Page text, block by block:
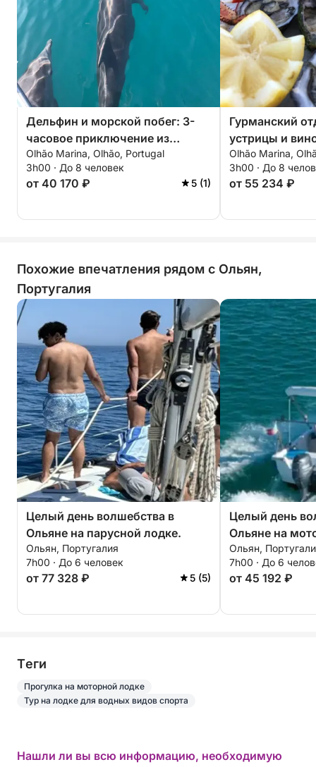
Дельфин и морской побег: 3-
часовое приключение из
Ольяна
Olhão Marina, Olhão, Portugal
3h00 · До 8 человек
от 40 170 ₽ 5 (1)
Гурманский
устрицы и
Olhão Marina,
3h00 · До 8
от 55 234 ₽
Похожие впечатления рядом с Ольян,
Португалия
Целый день волшебства в
Ольяне на парусной лодке.
Ольян, Португалия
7h00 · До 6 человек
от 77 328 ₽ 5 (5)
Целый день
Ольяне на
Ольян,
7h00 · До 6
от 45 192 ₽
Tеги
Прогулка на моторной лодке
Тур на лодке для водных видов спорта
Нашли ли вы всю информацию, необходимую